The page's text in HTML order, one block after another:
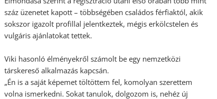
száz üzenetet kapott – többségében családos férfiaktól, akik
sokszor igazolt profillal jelentkeztek, mégis erkölcstelen és
vulgáris ajánlatokat tettek.
Viki hasonló élményekről számolt be egy nemzetközi
társkereső alkalmazás kapcsán.
„Én is a saját képemet töltöttem fel, komolyan szerettem
volna ismerkedni. Sokat tanulok, dolgozom is, nehéz új